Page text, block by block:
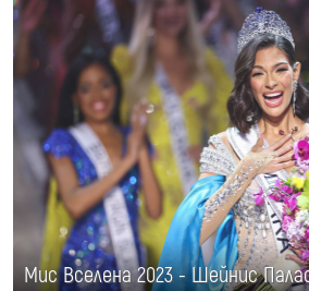
Мис Вселена 2023 - Шейнис